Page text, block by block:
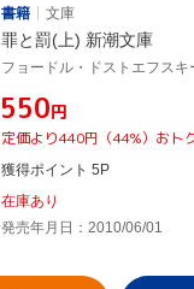
書籍
文庫
罪と罰(上) 新潮文庫
フョードル・ドストエフスキ
¥550円
定価より440円（44%）おト
獲得ポイント 5P
在庫あり
発売年月日：2010/06/01